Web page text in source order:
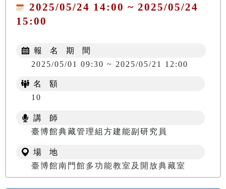
2025/05/24 14:00 ~ 2025/05/24
15:00
報 名 期 間
2025/05/01 09:30 ~ 2025/05/21 12:00
名 額
10
講 師
臺博館典藏管理組方建能副研究員
場 地
臺博館南門館多功能教室及開放典藏室